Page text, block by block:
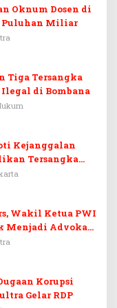
Oknum Dosen di
Puluhan Miliar
Tiga Tersangka
Ilegal di Bombana
Kejanggalan
Tersangka
Wakil Ketua PWI
Menjadi Advokat
Korupsi
Gelar RDP